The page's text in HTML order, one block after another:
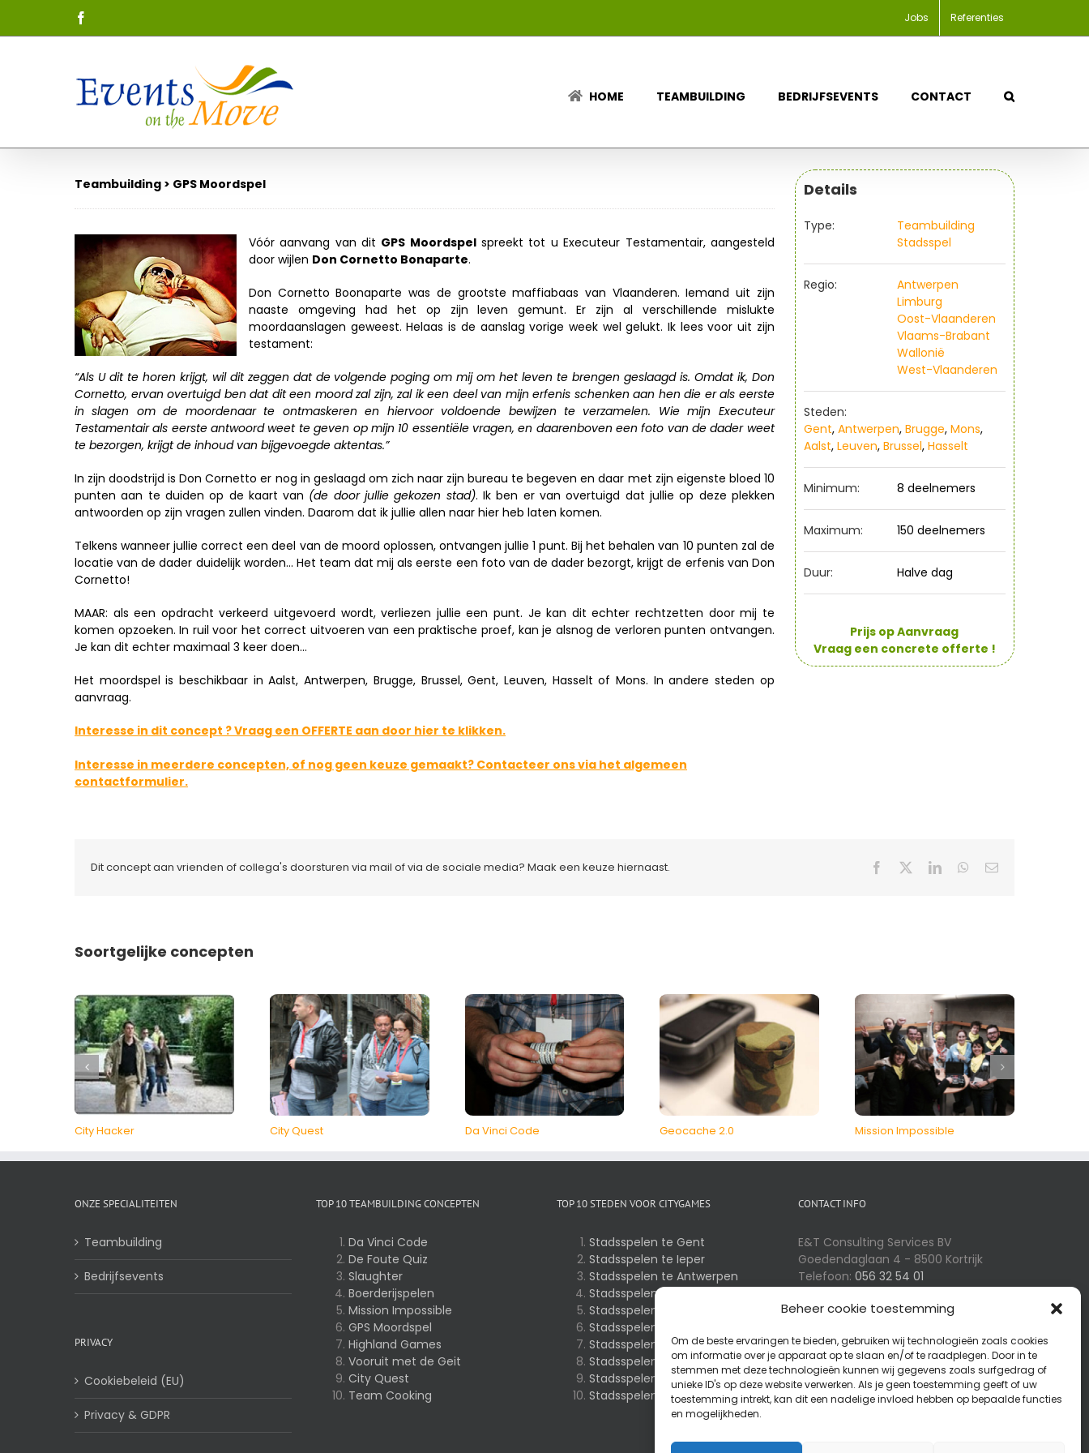
Beheer cookie toestemming
Om de beste ervaringen te bieden, gebruiken wij technologieën zoals cookies
om informatie over je apparaat op te slaan en/of te raadplegen. Door in te
stemmen met deze technologieën kunnen wij gegevens zoals surfgedrag of
unieke ID's op deze website verwerken. Als je geen toestemming geeft of uw
toestemming intrekt, kan dit een nadelige invloed hebben op bepaalde functies
en mogelijkheden.
content
Jobs Referenties
HOME TEAMBUILDING BEDRIJFSEVENTS CONTACT
Teambuilding > GPS Moordspel
Vóór aanvang van dit GPS Moordspelspreekt tot u Executeur Testamentair, aangesteld
door wijlen Don Cornetto Bonaparte.
Don Cornetto Boonaparte was de grootste maffiabaas van Vlaanderen. Iemand uit zijn
naaste omgeving had het op zijn leven gemunt. Er zijn al verschillende mislukte
moordaanslagen geweest. Helaas is de aanslag vorige week wel gelukt. Ik lees voor uit zijn
testament:
“Als U dit te horen krijgt, wil dit zeggen dat de volgende poging om mij om het leven te brengen geslaagd is. Omdat ik, Don
Cornetto, ervan overtuigd ben dat dit een moord zal zijn, zal ik een deel van mijn erfenis schenken aan hen die er als eerste
in slagen om de moordenaar te ontmaskeren en hiervoor voldoende bewijzen te verzamelen. Wie mijn Executeur
Testamentair als eerste antwoord weet te geven op mijn 10 essentiële vragen, en daarenboven een foto van de dader weet
te bezorgen, krijgt de inhoud van bijgevoegde aktentas.”
In zijn doodstrijd is Don Cornetto er nog in geslaagd om zich naar zijn bureau te begeven en daar met zijn eigenste bloed 10
punten aan te duiden op de kaart van (de door jullie gekozen stad). Ik ben er van overtuigd dat jullie op deze plekken
antwoorden op zijn vragen zullen vinden. Daarom dat ik jullie allen naar hier heb laten komen.
Telkens wanneer jullie correct een deel van de moord oplossen, ontvangen jullie 1 punt. Bij het behalen van 10 punten zal de
locatie van de dader duidelijk worden… Het team dat mij als eerste een foto van de dader bezorgt, krijgt de erfenis van Don
Cornetto!
MAAR: als een opdracht verkeerd uitgevoerd wordt, verliezen jullie een punt. Je kan dit echter rechtzetten door mij te
komen opzoeken. In ruil voor het correct uitvoeren van een praktische proef, kan je alsnog de verloren punten ontvangen.
Je kan dit echter maximaal 3 keer doen…
Het moordspel is beschikbaar in Aalst, Antwerpen, Brugge, Brussel, Gent, Leuven, Hasselt of Mons. In andere steden op
aanvraag.
Interesse in dit concept ? Vraag een OFFERTE aan door hier te klikken.
Interesse in meerdere concepten, of nog geen keuze gemaakt? Contacteer ons via het algemeen
contactformulier.
Details
Type:
Teambuilding
Stadsspel
Regio:
Antwerpen
Limburg
Oost-Vlaanderen
Vlaams-Brabant
Wallonië
West-Vlaanderen
Steden:
Gent, Antwerpen, Brugge, Mons,
Aalst, Leuven, Brussel, Hasselt
Minimum: 8 deelnemers
Maximum: 150 deelnemers
Duur: Halve dag
Prijs op Aanvraag
Vraag een concrete offerte !
Dit concept aan vrienden of collega's doorsturen via mail of via de sociale media? Maak een keuze hiernaast. Facebook LinkedInWhatsApp
E-
Soortgelijke concepten
City Hacker City Quest Da Vinci Code Geocache 2.0 Mission Impossible
ONZE SPECIALITEITEN
Teambuilding
Bedrijfsevents
PRIVACY
Cookiebeleid (EU)
Privacy & GDPR
TOP 10 TEAMBUILDING CONCEPTEN
Da Vinci Code
De Foute Quiz
Slaughter
Boerderijspelen
Mission Impossible
GPS Moordspel
Highland Games
Vooruit met de Geit
City Quest
Team Cooking
TOP 10 STEDEN VOOR CITYGAMES
Stadsspelen te Gent
Stadsspelen te Ieper
Stadsspelen te Antwerpen
Stadsspelen te Brugge
Stadsspelen te Brussel
Stadsspelen te Kortrijk
Stadsspelen te Mechelen
Stadsspelen te Leuven
Stadsspelen te Hasselt
Stadsspelen te Luik
CONTACT INFO
E&T Consulting Services BV
Goedendaglaan 4 - 8500 Kortrijk
Telefoon: 056 32 54 01
SPIN-OFFS
RallyConcepts
Quizbizz - Bedrijfsquizzen op Maat